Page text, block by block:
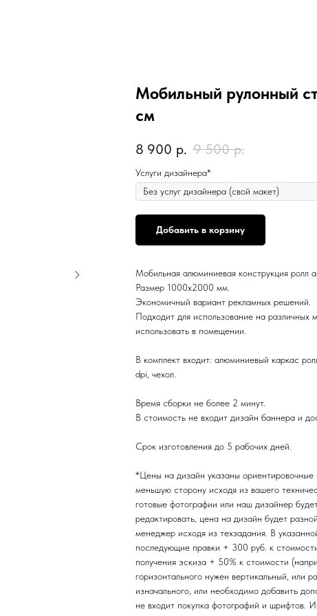
Мобильный рулонный
см
8 900 р. 9 500 р.
Услуги дизайнера*
Добавить в корзину
Мобильная алюминиевая конструкция
Размер 1000х2000 мм.
Экономичный вариант рекламных решений.
Подходит для использование на различных
использовать в помещении.
В комплект входит: алюминиевый каркас
dpi, чехол.
Время сборки не более 2 минут.
В стоимость не входит дизайн баннера и
Срок изготовления до 5 рабочих дней.
*Цены на дизайн указаны ориентировочные
меньшую сторону исходя из вашего
готовые фотографии или наш дизайнер
редактировать, цена на дизайн будет
менеджер исходя из техзадания. В
последующие правки + 300 руб. к
получения эскиза + 50% к стоимости
горизонтального нужен вертикальный, или
изначального, или необходимо добавить
не входит покупка фотографий и шрифтов.